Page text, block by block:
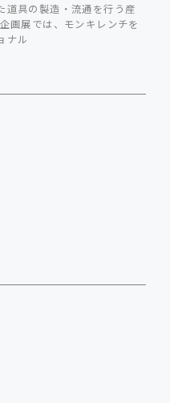
道具の製造・流通を行う産
画展では、モンキレンチを
ナル